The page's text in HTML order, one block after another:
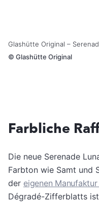
Glashütte Original –
© Glashütte Original
Farbliche
Die neue Serenade
Farbton wie Samt und
der eigenen
Dégradé-Zifferblatts